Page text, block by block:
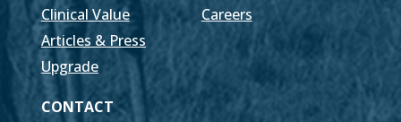
Clinical Value
Careers
Articles & Press
Upgrade
CONTACT